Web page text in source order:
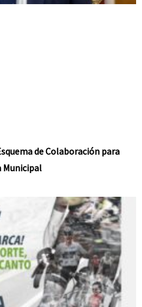
de Colaboración para
Municipal